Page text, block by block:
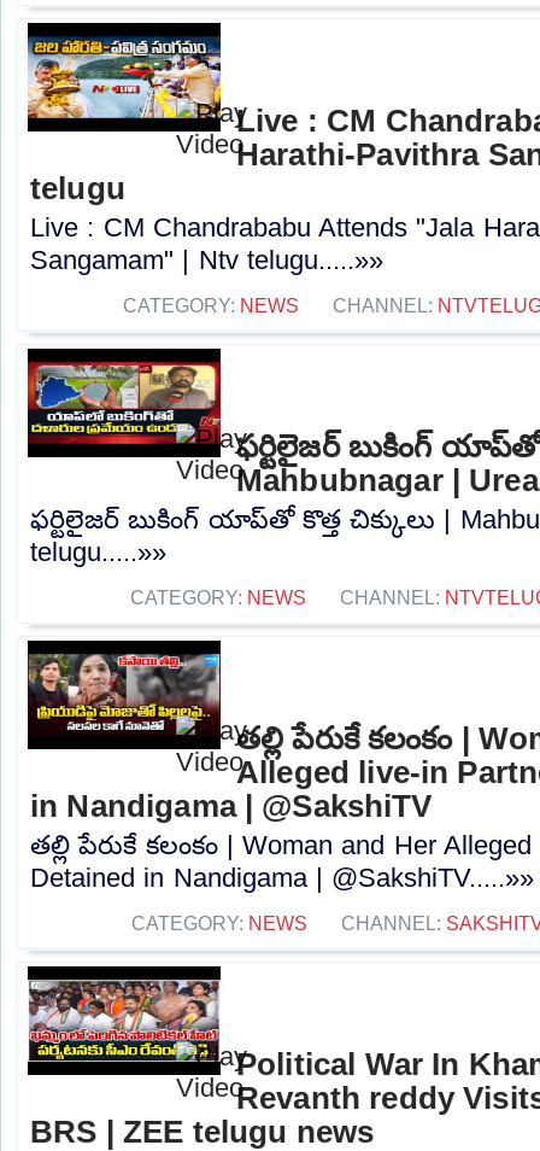
Live : CM
Harathi-Pavithra
telugu
Live : CM Chandrababu Attends "Jala
Sangamam" | Ntv telugu.....»»
CATEGORY: NEWS CHANNEL:
ఫర్టిలైజర్ బుకింగ్ యాప్‌తో
Mahbubnagar |
ఫర్టిలైజర్ బుకింగ్ యాప్‌తో కొత్త చిక్కులు |
telugu.....»»
CATEGORY: NEWS CHANNEL:
తల్లి పేరుకే కలంకం |
Alleged live-in
in Nandigama | @SakshiTV
తల్లి పేరుకే కలంకం | Woman and Her
Detained in Nandigama | @SakshiTV.....»»
CATEGORY: NEWS CHANNEL:
Political War In
Revanth reddy
BRS | ZEE telugu news